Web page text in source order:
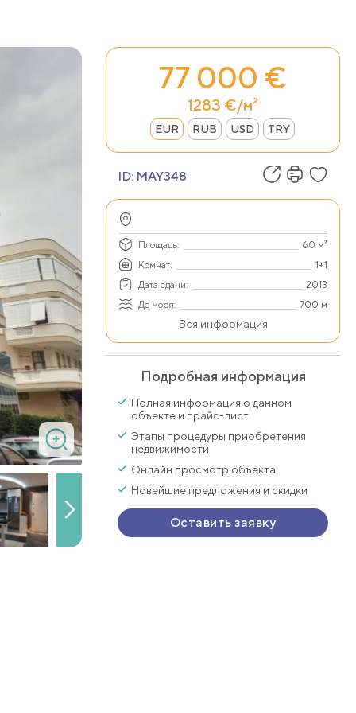
77 000 €
1283 €/м²
EUR RUB USD TRY
ID: MAY348
Площадь:
60 м²
Комнат:
1+1
Дата сдачи:
2013
До моря:
700 м
Вся информация
Подробная информация
Полная информация о данном
объекте и прайс-лист
Этапы процедуры приобретения
недвижимости
Онлайн просмотр объекта
Новейшие предложения и скидки
Оставить заявку